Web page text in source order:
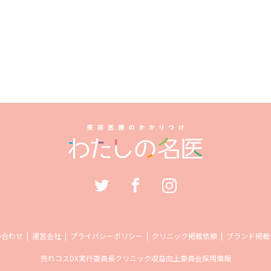
わせ 運営会社 プライバシーポリシー クリニック掲載依頼 ブランド掲
売れコスDX実行委員長クリニック収益向上委員会採用情報